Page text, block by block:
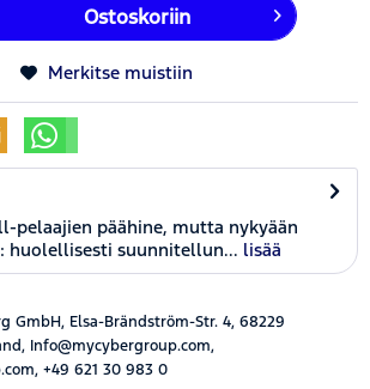
Ostoskoriin
Merkitse muistiin
pelaajien päähine, mutta nykyään
huolellisesti suunnitellun... lisää
GmbH, Elsa-Brändström-Str. 4, 68229
Info@mycybergroup.com,
+49 621 30 983 0